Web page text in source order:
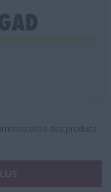
des produits